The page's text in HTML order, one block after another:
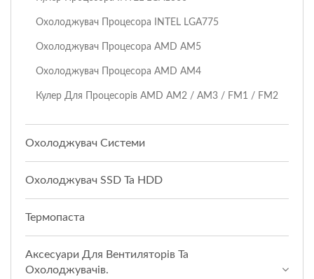
Охолоджувач Процесора INTEL LGA775
Охолоджувач Процесора AMD AM5
Охолоджувач Процесора AMD AM4
Кулер Для Процесорів AMD AM2 / AM3 / FM1 / FM2
Охолоджувач Системи
Охолоджувач SSD Та HDD
Термопаста
Аксесуари Для Вентиляторів Та
Охолоджувачів.